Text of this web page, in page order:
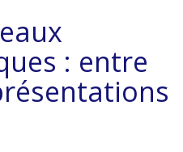
: entre